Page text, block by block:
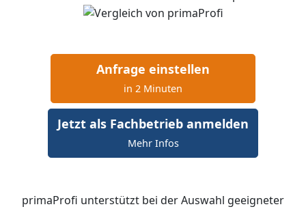
Anfrage einstellen
in 2 Minuten
Jetzt als Fachbetrieb anmelden
Mehr Infos
primaProfi unterstützt bei der Auswahl geeigneter